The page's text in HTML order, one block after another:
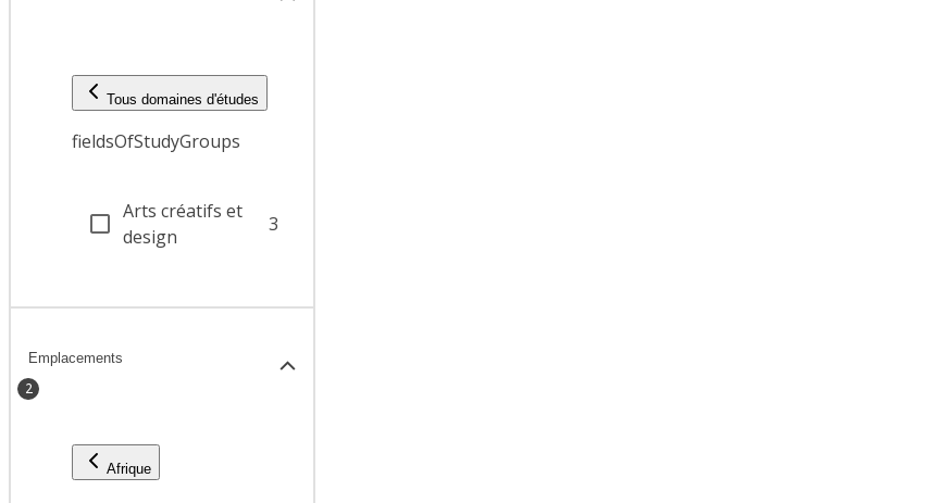
Tous domaines d'études
fieldsOfStudyGroups
Arts créatifs et
design
3
Emplacements
2
Afrique